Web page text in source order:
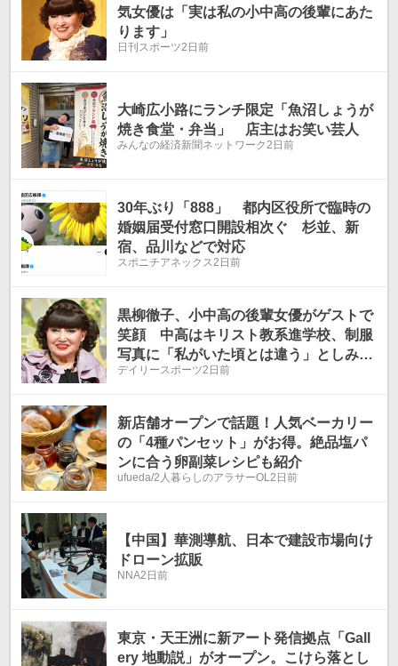
気女優は「実は私の小中高の後輩にあた
ります」
日刊スポーツ2日前
大崎広小路にランチ限定「魚沼しょうが
焼き食堂・弁当」 店主はお笑い芸人
みんなの経済新聞ネットワーク 2日前
30年ぶり「888」 都内区役所で臨時の
婚姻届受付窓口開設相次ぐ 杉並、新
宿、品川などで対応
スポニチアネックス 2日前
黒柳徹子、小中高の後輩女優がゲストで
笑顔 中高はキリスト教系進学校、制服
写真に「私がいた頃とは違う」としみじ
み
デイリースポーツ2日前
新店舗オープンで話題！人気ベーカリー
の「4種パンセット」がお得。絶品塩パ
ンに合う卵副菜レシピも紹介
ufueda/2人暮らしのアラサーOL 2日前
【中国】華測導航、日本で建設市場向け
ドローン拡販
NNA2日前
東京・天王洲に新アート発信拠点「Gall
ery 地動説」がオープン。こけら落とし